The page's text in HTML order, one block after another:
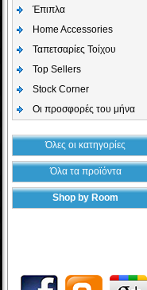
Έπιπλα
Home Accessories
Ταπετσαρίες Τοίχου
Top Sellers
Stock Corner
Οι προσφορές του μήνα
Όλες οι κατηγορίες
Όλα τα προϊόντα
Shop by Room